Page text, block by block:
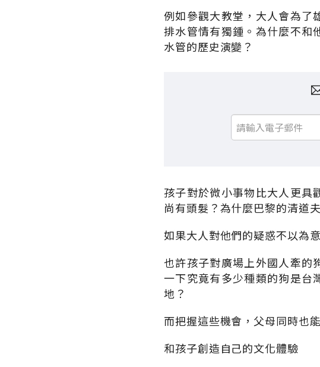
例如參觀大教堂，大人會為了
排水管情有獨鍾。為什麼不和
水管的歷史演變？
孩子對於微小事物比大人更具
尚有頭髮？為什麼巴黎的清道
如果大人對他們的疑惑不以為
也許孩子對廣場上外國人牽的
一下究竟有多少種類的狗是台
地？
而把握這些機會，父母同時也
和孩子創造自己的文化體驗